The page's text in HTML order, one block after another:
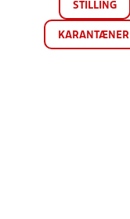
STILLING
KARANTÆNER